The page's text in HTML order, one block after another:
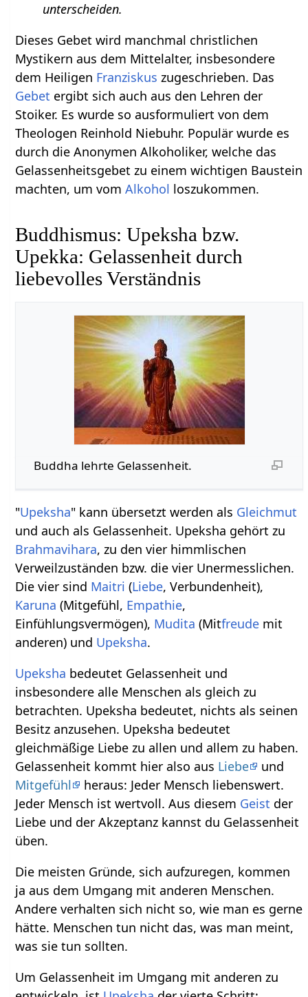
unterscheiden.
Dieses Gebet wird manchmal christlichen
Mystikern aus dem Mittelalter, insbesondere
dem Heiligen Franziskus zugeschrieben. Das
Gebet ergibt sich auch aus den Lehren der
Stoiker. Es wurde so ausformuliert von dem
Theologen Reinhold Niebuhr. Populär wurde es
durch die Anonymen Alkoholiker, welche das
Gelassenheitsgebet zu einem wichtigen Baustein
machten, um vomAlkohol loszukommen.
Buddhismus: Upeksha bzw.
Upekka: Gelassenheit durch
liebevolles Verständnis
Buddha lehrte Gelassenheit.
"Upeksha" kann übersetzt werden als Gleichmut
und auch als Gelassenheit. Upeksha gehört zu
Brahmavihara, zu den vier himmlischen
Verweilzuständen bzw. die vier Unermesslichen.
Die vier sind Maitri (Liebe, Verbundenheit),
Karuna (Mitgefühl, Empathie,
Einfühlungsvermögen), Mudita (Mitfreude mit
anderen) und Upeksha.
Upeksha bedeutet Gelassenheit und
insbesondere alle Menschen als gleich zu
betrachten. Upeksha bedeutet, nichts als seinen
Besitz anzusehen. Upeksha bedeutet
gleichmäßige Liebe zu allen und allem zu haben.
Gelassenheit kommt hier also aus Liebe
und
Mitgefühl
heraus: Jeder Mensch liebenswert.
Jeder Mensch ist wertvoll. Aus diesem Geist der
Liebe und der Akzeptanz kannst du Gelassenheit
üben.
Die meisten Gründe, sich aufzuregen, kommen
ja aus dem Umgang mit anderen Menschen.
Andere verhalten sich nicht so, wie man es gerne
hätte. Menschen tun nicht das, was man meint,
was sie tun sollten.
Um Gelassenheit im Umgang mit anderen zu